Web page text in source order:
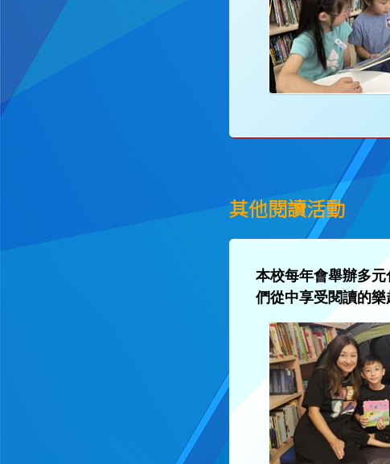
其他閱讀活動
本校每年會舉辦多
們從中享受閱讀的樂